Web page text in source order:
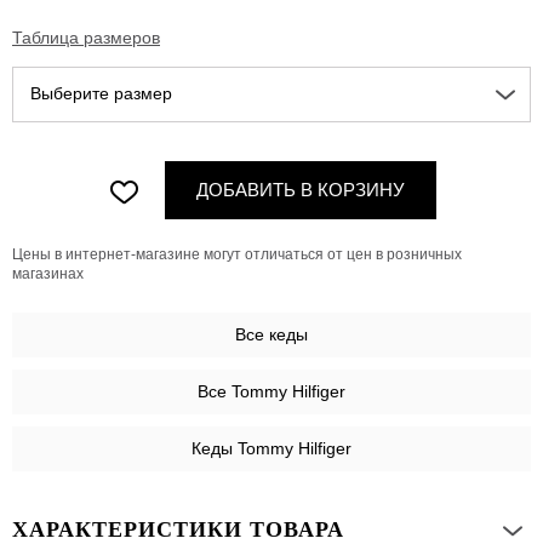
Таблица размеров
Выберите размер
ДОБАВИТЬ В КОРЗИНУ
Цены в интернет-магазине могут отличаться от цен в розничных
магазинах
Все кеды
Все Tommy Hilfiger
Кеды Tommy Hilfiger
ХАРАКТЕРИСТИКИ ТОВАРА